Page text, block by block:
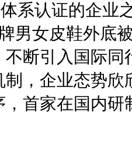
系认证的企业
男女皮鞋外底
断引入国际
，企业态势
首家在国内研